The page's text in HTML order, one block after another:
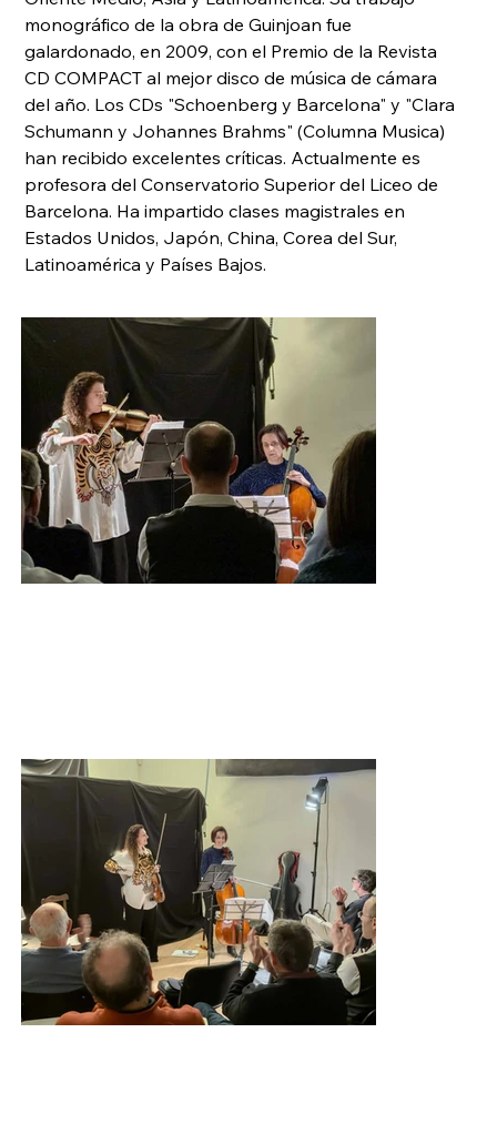
monográfico de la obra de Guinjoan fue
galardonado, en 2009, con el Premio de la Revista
CD COMPACT al mejor disco de música de cámara
del año. Los CDs "Schoenberg y Barcelona" y "Clara
Schumann y Johannes Brahms" (Columna Musica)
han recibido excelentes críticas. Actualmente es
profesora del Conservatorio Superior del Liceo de
Barcelona. Ha impartido clases magistrales en
Estados Unidos, Japón, China, Corea del Sur,
Latinoamérica y Países Bajos.